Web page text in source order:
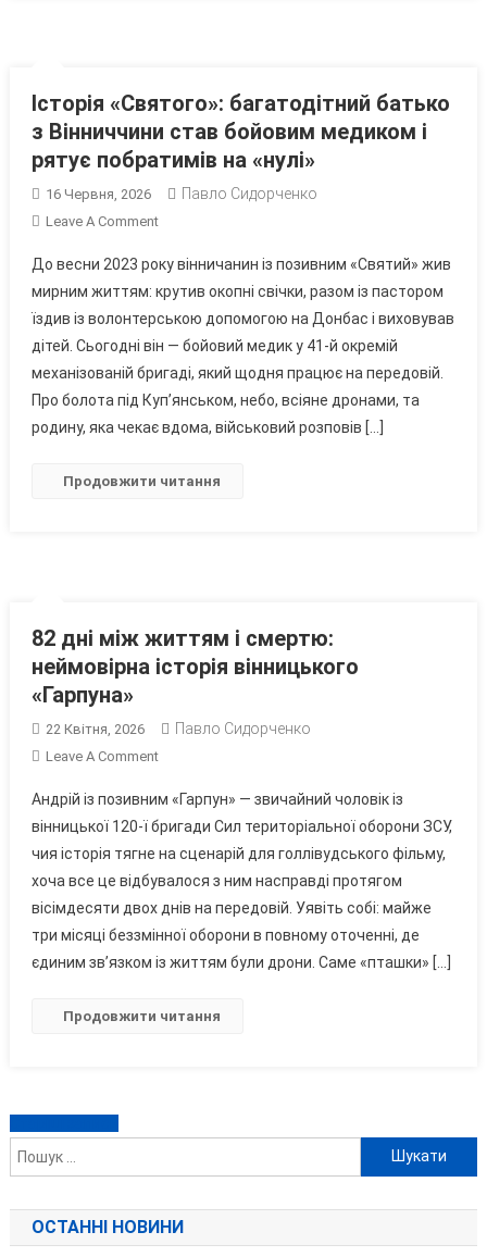
Історія «Святого»: багатодітний батько
з Вінниччини став бойовим медиком і
рятує побратимів на «нулі»
16 Червня, 2026 Павло Сидорченко
Leave A CommentOn
«Святого»:
Багатодітний
Батько
З
Вінниччини
Став
До весни 2023 року вінничанин із позивним «Святий» жив
мирним життям: крутив окопні свічки, разом із пастором
їздив із волонтерською допомогою на Донбас і виховував
дітей. Сьогодні він — бойовий медик у 41-й окремій
механізованій бригаді, який щодня працює на передовій.
Про болота під Куп’янськом, небо, всіяне дронами, та
родину, яка чекає вдома, військовий розповів […]
Продовжити читання
82 дні між життям і смертю:
неймовірна історія вінницького
«Гарпуна»
22 Квітня, 2026 Павло Сидорченко
Leave A CommentOn
Дні
Між
Життям
І
Смертю:
Неймовірна
Історія
Андрій із позивним «Гарпун» — звичайний чоловік із
вінницької 120-ї бригади Сил територіальної оборони ЗСУ,
чия історія тягне на сценарій для голлівудського фільму,
хоча все це відбувалося з ним насправді протягом
вісімдесяти двох днів на передовій. Уявіть собі: майже
три місяці беззмінної оборони в повному оточенні, де
єдиним зв’язком із життям були дрони. Саме «пташки» […]
Продовжити читання
Навігація
за
записами
Пошук:
ОСТАННІ НОВИНИ